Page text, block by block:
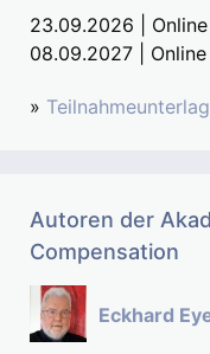
23.09.2026 |
08.09.2027 |
»
Autoren der
Compensation
Eckhard